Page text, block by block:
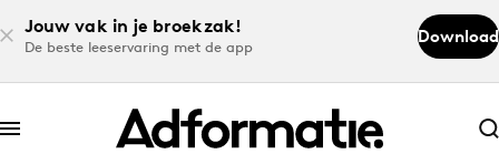
Jouw vak in je broekzak!
De beste leeservaring met de app
Download
Abonneer nu
Abonneer nu